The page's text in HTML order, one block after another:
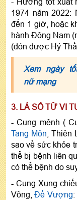
1974 năm 2022:
đến 1 giờ, hoặc
hành Đông Nam
(đón được Hỷ
Xem ngày
nữ mạng
3. LÁ SỐ TỬ VI
- Cung mệnh (
Tang Môn , Thiên
sao về sức khỏe
thể bị bệnh liên
có thể bệnh do
- Cung Xung
Võng,Đế Vượng